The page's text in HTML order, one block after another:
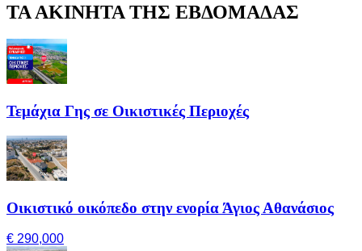
ΤΑ ΑΚΙΝΗΤΑ ΤΗΣ ΕΒΔΟΜΑΔΑΣ
Τεμάχια Γης σε Οικιστικές Περιοχές
Οικιστικό οικόπεδο στην ενορία Άγιος Αθανάσιος
€ 290,000